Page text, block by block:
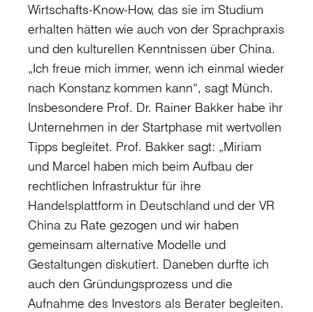
Wirtschafts-Know-How, das sie im Studium
erhalten hätten wie auch von der Sprachpraxis
und den kulturellen Kenntnissen über China.
„Ich freue mich immer, wenn ich einmal wieder
nach Konstanz kommen kann“, sagt Münch.
Insbesondere Prof. Dr. Rainer Bakker habe ihr
Unternehmen in der Startphase mit wertvollen
Tipps begleitet. Prof. Bakker sagt: „Miriam
und Marcel haben mich beim Aufbau der
rechtlichen Infrastruktur für ihre
Handelsplattform in Deutschland und der VR
China zu Rate gezogen und wir haben
gemeinsam alternative Modelle und
Gestaltungen diskutiert. Daneben durfte ich
auch den Gründungsprozess und die
Aufnahme des Investors als Berater begleiten.